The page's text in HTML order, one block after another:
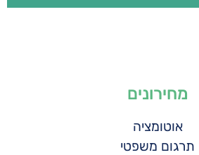
מחירונים
אוטומציה
תרגום משפטי